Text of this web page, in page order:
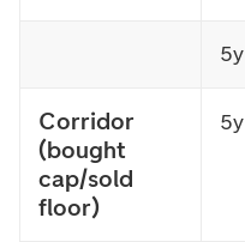
5y
Corridor
(bought
cap/sold
floor)
5y